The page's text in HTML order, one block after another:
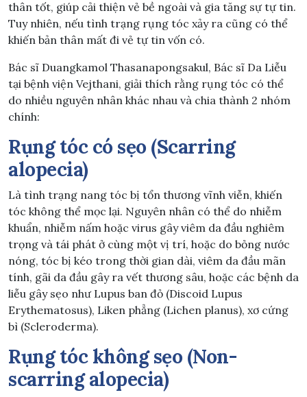
thân tốt, giúp cải thiện vẻ bề ngoài và gia tăng sự tự tin.
Tuy nhiên, nếu tình trạng rụng tóc xảy ra cũng có thể
khiến bản thân mất đi vẻ tự tin vốn có.
Bác sĩ Duangkamol Thasanapongsakul, Bác sĩ Da Liễu
tại bệnh viện Vejthani, giải thích rằng rụng tóc có thể
do nhiều nguyên nhân khác nhau và chia thành 2 nhóm
chính:
Rụng tóc có sẹo (Scarring
alopecia)
Là tình trạng nang tóc bị tổn thương vĩnh viễn, khiến
tóc không thể mọc lại. Nguyên nhân có thể do nhiễm
khuẩn, nhiễm nấm hoặc virus gây viêm da đầu nghiêm
trọng và tái phát ở cùng một vị trí, hoặc do bỏng nước
nóng, tóc bị kéo trong thời gian dài, viêm da đầu mãn
tính, gãi da đầu gây ra vết thương sâu, hoặc các bệnh da
liễu gây sẹo như Lupus ban đỏ (Discoid Lupus
Erythematosus), Liken phẳng (Lichen planus), xơ cứng
bì (Scleroderma).
Rụng tóc không sẹo (Non-
scarring alopecia)